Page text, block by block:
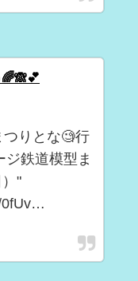
つりとな🧐行
ジ鉄道模型ま
"
0fUv…